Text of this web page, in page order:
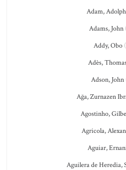
Adam,
Adams, John
Addy, Obo
Adès,
Adson, John
Ağa, Zurnazen
Agostinho,
Agricola,
Aguiar,
Aguilera de Heredia,